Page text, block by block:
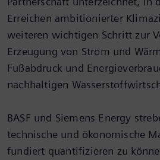
Erreichen ambitionierter
weiteren wichtigen Schritt zur
Erzeugung von Strom und
Fußabdruck und
nachhaltigen
BASF und Siemens Energy
technische und ökonomische
fundiert quantifizieren zu